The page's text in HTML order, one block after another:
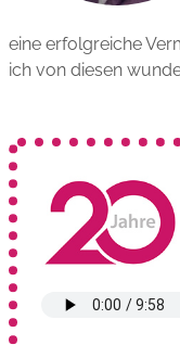
eine erfolgreiche
ich von diesen